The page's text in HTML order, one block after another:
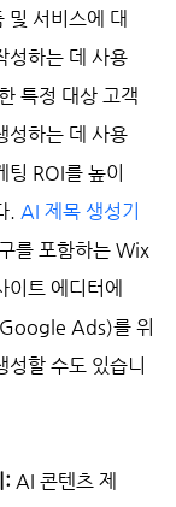
및 서비스에 대
성하는 데 사용
특정 대상 고객
성하는 데 사용
팅 ROI를 높이
. AI 제목 생성기
를 포함하는 Wix
이트 에디터에
Ads)를 위
성할 수도 있습니
: AI 콘텐츠 제